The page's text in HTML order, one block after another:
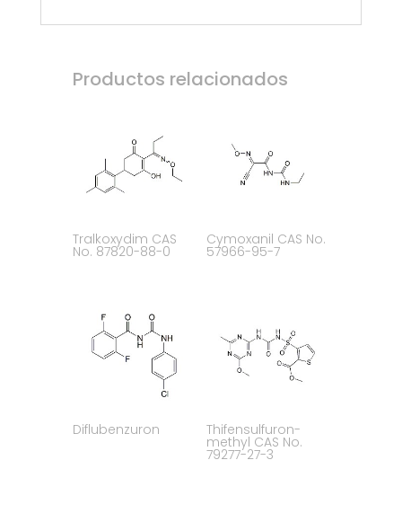
Productos relacionados
Tralkoxydim CAS
No. 87820-88-0
Cymoxanil CAS No.
57966-95-7
Diflubenzuron Thifensulfuron-
methyl CAS No.
79277-27-3